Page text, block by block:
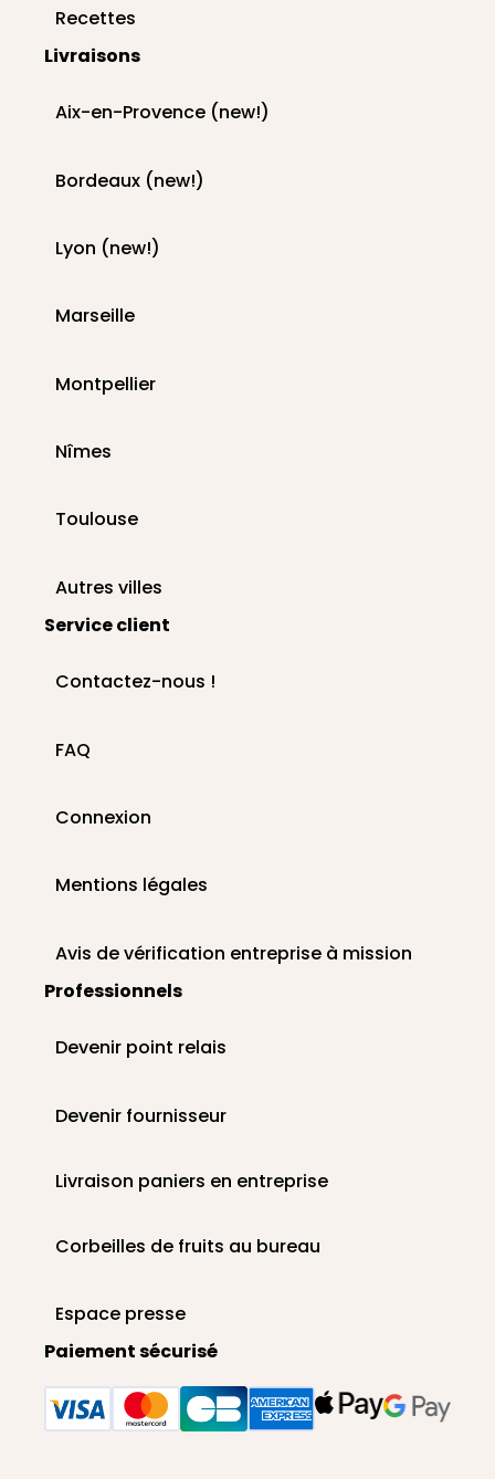
Recettes
Livraisons
Aix-en-Provence (new!)
Bordeaux (new!)
Lyon (new!)
Marseille
Montpellier
Nîmes
Toulouse
Autres villes
Service client
Contactez-nous !
FAQ
Connexion
Mentions légales
Avis de vérification entreprise à mission
Professionnels
Devenir point relais
Devenir fournisseur
Livraison paniers en entreprise
Corbeilles de fruits au bureau
Espace presse
Paiement sécurisé